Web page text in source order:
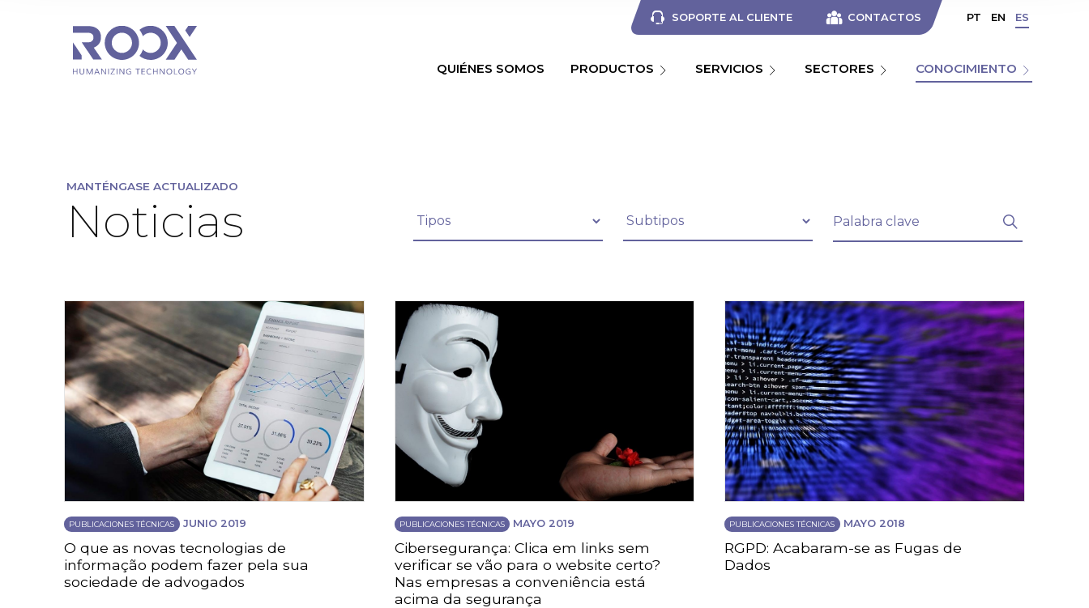
QUIÉNES SOMOS PRODUCTOS SERVICIOS SECTORES CONOCIMIENTO
SOPORTE AL CLIENTE CONTACTOS PT EN ES
MANTÉNGASE ACTUALIZADO
Noticias Filtrar artículos
PUBLICACIONES TÉCNICAS JUNIO 2019
O que as novas tecnologias de
informação podem fazer pela sua
sociedade de advogados
PUBLICACIONES TÉCNICAS MAYO 2019
Cibersegurança: Clica em links sem
verificar se vão para o website certo?
Nas empresas a conveniência está
acima da segurança
PUBLICACIONES TÉCNICAS MAYO 2018
RGPD: Acabaram-se as Fugas de
Dados